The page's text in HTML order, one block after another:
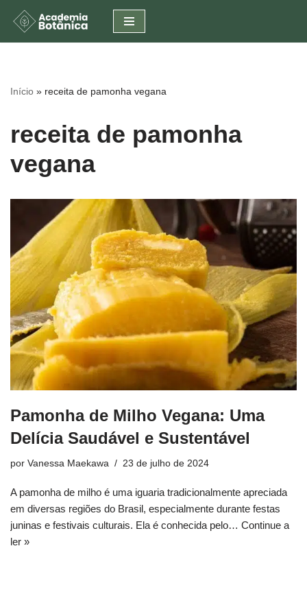
Pular
conteúdo
Início » receita de pamonha vegana
receita de pamonha
vegana
Pamonha de Milho Vegana: Uma
Delícia Saudável e Sustentável
por Vanessa Maekawa 23 de julho de 2024
A pamonha de milho é uma iguaria tradicionalmente apreciada
em diversas regiões do Brasil, especialmente durante festas
juninas e festivais culturais. Ela é conhecida pelo… Continue a
ler »